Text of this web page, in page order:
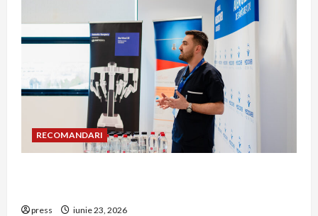
RECOMANDARI
press iunie 23, 2026